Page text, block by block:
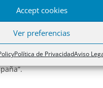
Accept cookies
Ver preferencias
Política de PrivacidadAviso
el 4 de septiembre de
un año desde la entrada
condicionado a que
la aplicación informática
de Registradores de la